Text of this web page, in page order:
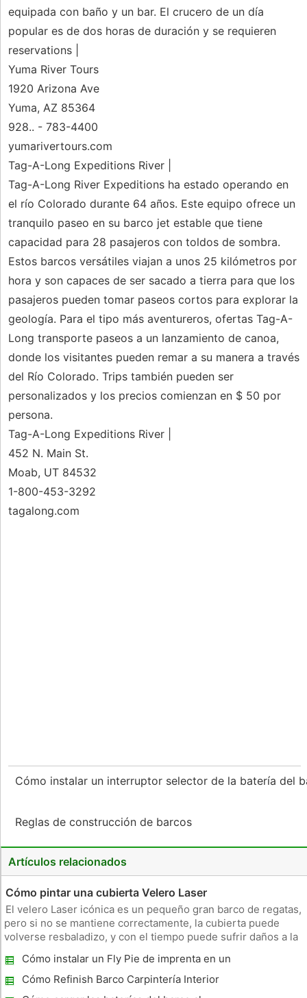
equipada con baño y un bar. El crucero de un día
popular es de dos horas de duración y se requieren
reservations |
Yuma River Tours
1920 Arizona Ave
Yuma, AZ 85364
928.. - 783-4400
yumarivertours.com
Tag-A-Long Expeditions River |
Tag-A-Long River Expeditions ha estado operando en
el río Colorado durante 64 años. Este equipo ofrece un
tranquilo paseo en su barco jet estable que tiene
capacidad para 28 pasajeros con toldos de sombra.
Estos barcos versátiles viajan a unos 25 kilómetros por
hora y son capaces de ser sacado a tierra para que los
pasajeros pueden tomar paseos cortos para explorar la
geología. Para el tipo más aventureros, ofertas Tag-A-
Long transporte paseos a un lanzamiento de canoa,
donde los visitantes pueden remar a su manera a través
del Río Colorado. Trips también pueden ser
personalizados y los precios comienzan en $ 50 por
persona.
Tag-A-Long Expeditions River |
452 N. Main St.
Moab, UT 84532
1-800-453-3292
tagalong.com
Cómo instalar un interruptor selector de la batería del
Reglas de construcción de barcos
Artículos relacionados
Cómo pintar una cubierta Velero Laser
El velero Laser icónica es un pequeño gran barco de regatas,
pero si no se mantiene correctamente, la cubierta puede
volverse resbaladizo, y con el tiempo puede sufrir daños a la
prolongar su vida y también hará que se vea bien. Recubrim
Cómo instalar un Fly Pie de imprenta en un
Catalina 22
Cómo Refinish Barco Carpintería Interior